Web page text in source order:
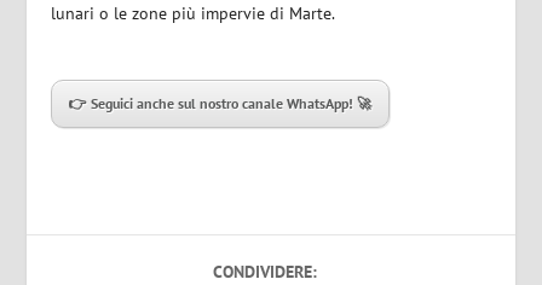
lunari o le zone più impervie di Marte.
👉 Seguici anche sul nostro canale WhatsApp! 🚀
CONDIVIDERE: